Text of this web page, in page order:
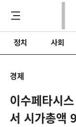
정치 사회
경제
이수페타시
서 시가총액